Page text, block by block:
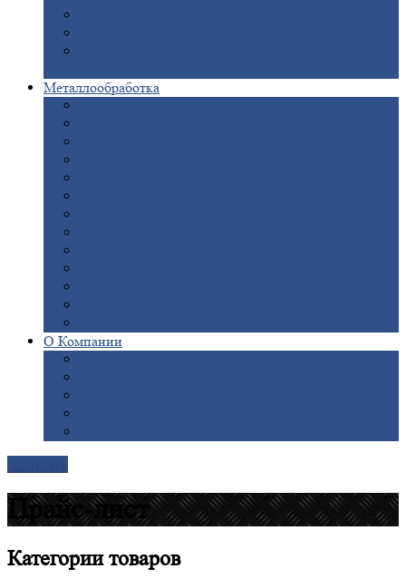
Металлообработка
О Компании
Прайс-лист
Категориитоваров